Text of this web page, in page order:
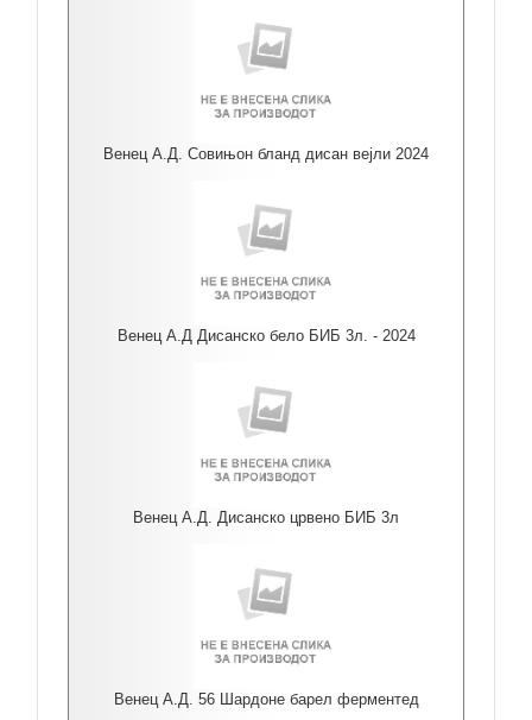
Венец А.Д. Совињон бланд дисан вејли 2024
Венец А.Д Дисанско бело БИБ 3л. - 2024
Венец А.Д. Дисанско црвено БИБ 3л
Венец А.Д. 56 Шардоне барел ферментед